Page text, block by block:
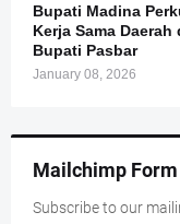
Bupati Madina
Kerja Sama Daerah
Bupati Pasbar
January 08, 2026
Mailchimp Form
Subscribe to our